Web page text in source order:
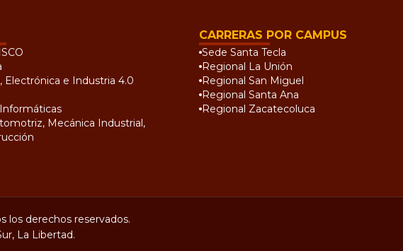
Electrónica e Industria 4.0
Mecánica Industrial,
CARRERAS POR CAMPUS
Sede Santa Tecla
Regional La Unión
Regional San Miguel
Regional Santa Ana
Regional Zacatecoluca
los derechos reservados.
La Libertad.